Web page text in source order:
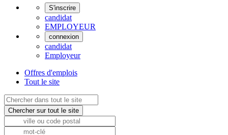
S'inscrire
candidat
EMPLOYEUR
connexion
candidat
Employeur
Offres d'emplois
Tout le site